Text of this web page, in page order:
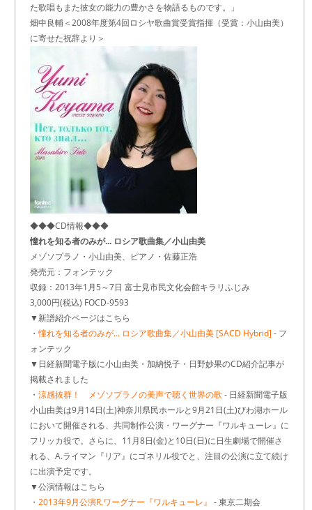
た歌唱もまた彼女の能力の豊かさを物語るものです。」
畑中良輔＜2008年度第4回ロシヤ歌曲賞受賞指揮（受賞：小山由美）
に寄せた祝辞より＞
◆◆◆CD情報◆◆◆
憧れを知る者のみが... ロシア歌曲集／小山由美
メゾソプラノ・小山由美、ピアノ・佐藤正浩
発売元：フォンテック
収録：2013年1月5～7日 富士見市民文化会館キラリふじみ
3,000円(税込) FOCD-9593
▼新譜紹介ページはこちら
・憧れを知る者のみが... ロシア歌曲集／小山由美 [SACD Hybrid] - フ
ォンテック
▼日経新聞電子版に小山由美・加納悦子・日野妙果のCD紹介記事が
掲載されました
・ 涼感抜群！ メゾソプラノの美声で聴く世界の歌 - 日経新聞電子版
小山由美は9月14日(土)神奈川県民ホールと9月21日(土)びわ湖ホール
において開催される、共同制作公演・ワーグナー『ワルキューレ』に
フリッカ役で。さらに、11月8日(金)と10日(日)に日生劇場で開催さ
れる、A.ライマン『リア』にゴネリル役でと、注目の公演に立て続け
に出演予定です。
▼公演情報はこちら
・ 2013年9月公演R.ワーグナー『ワルキューレ』 - 東京二期会